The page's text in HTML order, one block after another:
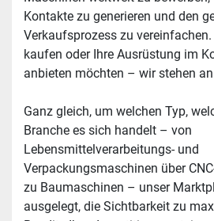
Kontakte zu generieren und den
Verkaufsprozess zu
kaufen oder Ihre Ausrüstung im
anbieten möchten – wir stehen an
Ganz gleich, um welchen Typ,
Branche es sich handelt – von
Lebensmittelverarbeitungs- und
Verpackungsmaschinen über
zu Baumaschinen – unser
ausgelegt, die Sichtbarkeit zu